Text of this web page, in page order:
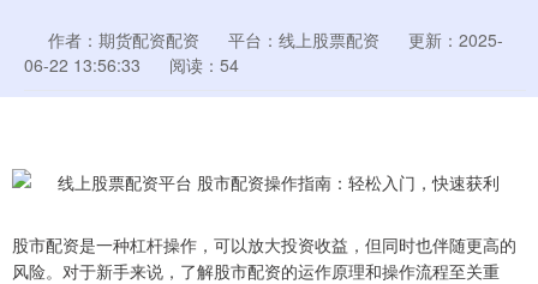
作者：期货配资配资 平台：线上股票配资
更新：2025-
06-22 13:56:33
阅读：54
股市配资是一种杠杆操作，可以放大投资收益，但同时也伴随更高的
风险。对于新手来说，了解股市配资的运作原理和操作流程至关重